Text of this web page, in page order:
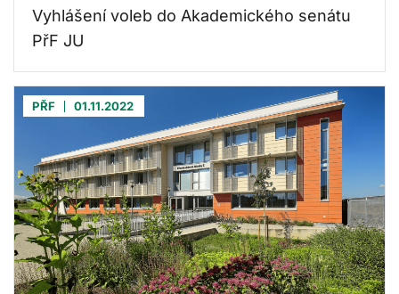
Vyhlášení voleb do Akademického senátu
PřF JU
PŘF 01.11.2022